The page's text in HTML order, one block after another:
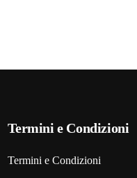
Termini e Condizioni
Termini e Condizioni